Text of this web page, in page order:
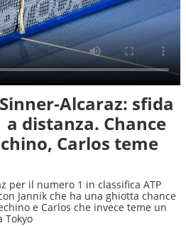
Alcaraz: sfida
distanza. Chance
Carlos teme
per il numero 1 in classifica ATP
Jannik che ha una ghiotta chance
e Carlos che invece teme un
Tokyo